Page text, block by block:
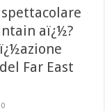
spettacolare
aï¿½?
Far East
0